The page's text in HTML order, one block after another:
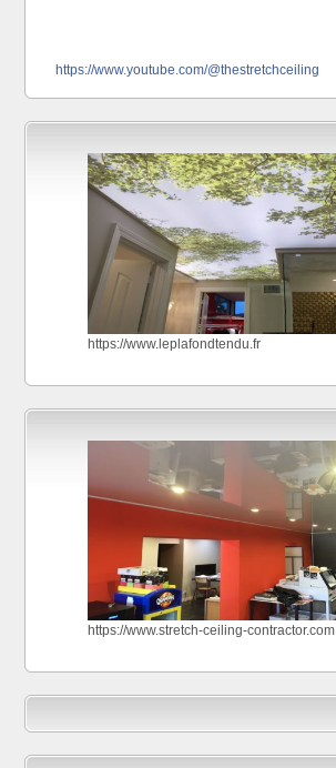
https://www.youtube.com/@thestretchceiling
https://www.leplafondtendu.fr
https://www.stretch-ceiling-contractor.com